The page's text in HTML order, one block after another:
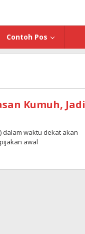
Contoh Pos
Kumuh, Jadi
dalam waktu dekat akan
awal